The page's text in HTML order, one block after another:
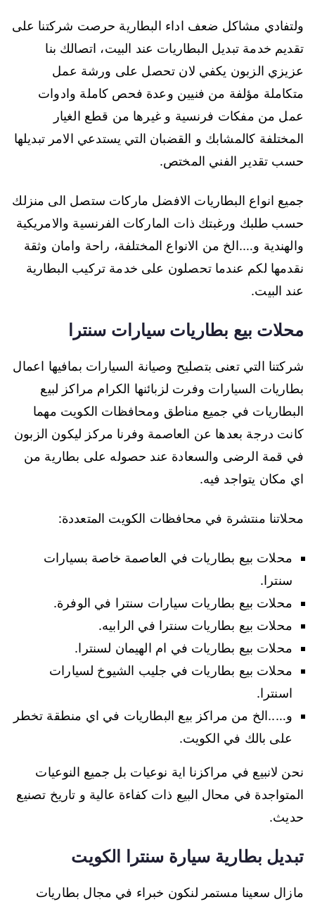
ولتفادي مشاكل ضعف اداء البطارية حرصت شركتنا على
تقديم خدمة تبديل البطاريات عند البيت، اتصالك بنا
عزيزي الزبون يكفي لان تحصل على ورشة عمل
متكاملة مؤلفة من فنيين وعدة فحص كاملة وادوات
عمل من مفكات فرنسية و غيرها من قطع الغيار
المختلفة كالمشابك و القضبان التي يستدعي الامر تبديلها
حسب تقدير الفني المختص.
جميع انواع البطاريات الافضل ماركات ستصل الى منزلك
حسب طلبك ورغبتك ذات الماركات الفرنسية والامريكية
والهندية و….الخ من الانواع المختلفة، راحة وامان وثقة
نقدمها لكم عندما تحصلون على خدمة تركيب البطارية
عند البيت.
محلات بيع بطاريات سيارات سنترا
شركتنا التي تعنى بتصليح وصيانة السيارات بمافيها اعمال
بطاريات السيارات وفرت لزبائنها الكرام مراكز لبيع
البطاريات في جميع مناطق ومحافظات الكويت مهما
كانت درجة بعدها عن العاصمة وفرنا مركز ليكون الزبون
في قمة الرضى والسعادة عند حصوله على بطارية من
اي مكان يتواجد فيه.
محلاتنا منتشرة في محافظات الكويت المتعددة:
محلات بيع بطاريات في العاصمة خاصة بسيارات
سنترا.
محلات بيع بطاريات سيارات سنترا في الوفرة.
محلات بيع بطاريات سنترا في الرابيه.
محلات بيع بطاريات في ام الهيمان لسنترا.
محلات بيع بطاريات في جليب الشيوخ لسيارات
اسنترا.
و…..الخ من مراكز بيع البطاريات في اي منطقة تخطر
على بالك في الكويت.
نحن لانبيع في مراكزنا اية نوعيات بل جميع النوعيات
المتواجدة في محال البيع ذات كفاءة عالية و تاريخ تصنيع
حديث.
تبديل بطارية سيارة سنترا الكويت
مازال سعينا مستمر لنكون خبراء في مجال بطاريات